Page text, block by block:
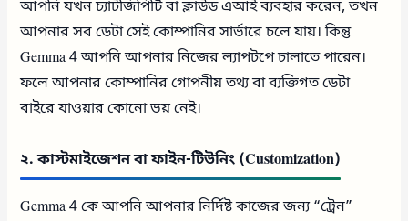
আপনি যখন চ্যাটজিপিটি বা ক্লাউড এআই ব্যবহার করেন, তখন
আপনার সব ডেটা সেই কোম্পানির সার্ভারে চলে যায়। কিন্তু
Gemma 4 আপনি আপনার নিজের ল্যাপটপে চালাতে পারেন।
ফলে আপনার কোম্পানির গোপনীয় তথ্য বা ব্যক্তিগত ডেটা
বাইরে যাওয়ার কোনো ভয় নেই।
২. কাস্টমাইজেশন বা ফাইন-টিউনিং (Customization)
Gemma 4 কে আপনি আপনার নির্দিষ্ট কাজের জন্য “ট্রেন”